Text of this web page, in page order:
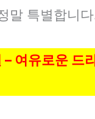
말 특별합니
– 여유로운 드